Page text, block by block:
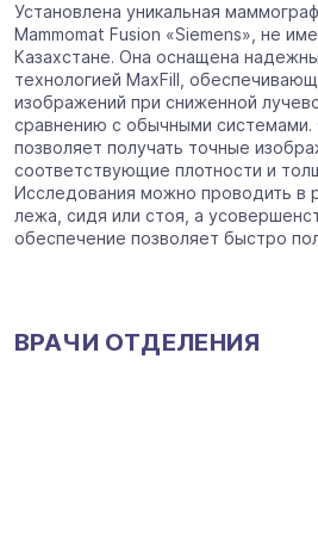
Установлена уникальная
Mammomat Fusion «Siemens», не
Казахстане. Она оснащена
технологией MaxFill,
изображений при сниженной
сравнению с обычными системами.
позволяет получать точные
соответствующие плотности и
Исследования можно проводить в
лежа, сидя или стоя, а
обеспечение позволяет быстро
ВРАЧИ ОТДЕЛЕНИЯ